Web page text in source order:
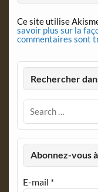
Ce site utilise
savoir plus sur la
commentaires sont
Rechercher
Abonnez-vous
E-mail *